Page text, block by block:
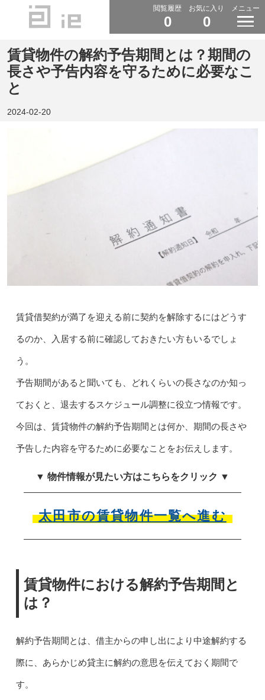
閲覧履歴
0
お気に入り
0
メニュー
賃貸物件の解約予告期間とは？期間の
長さや予告内容を守るために必要なこ
と
2024-02-20
賃貸借契約が満了を迎える前に契約を解除するにはどうす
るのか、入居する前に確認しておきたい方もいるでしょ
う。
予告期間があると聞いても、どれくらいの長さなのか知っ
ておくと、退去するスケジュール調整に役立つ情報です。
今回は、賃貸物件の解約予告期間とは何か、期間の長さや
予告した内容を守るために必要なことをお伝えします。
▼ 物件情報が見たい方はこちらをクリック ▼
太田市の賃貸物件一覧へ進む
賃貸物件における解約予告期間と
は？
解約予告期間とは、借主からの申し出により中途解約する
際に、あらかじめ貸主に解約の意思を伝えておく期間で
す。